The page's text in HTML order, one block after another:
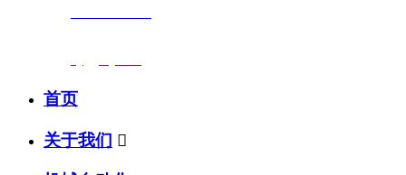
首页
关于我们 